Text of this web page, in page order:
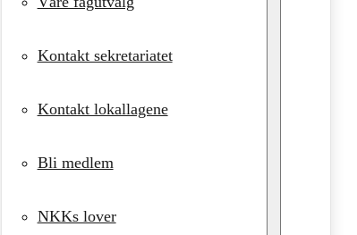
Kontakt sekretariatet
Kontakt lokallagene
Bli medlem
NKKs lover